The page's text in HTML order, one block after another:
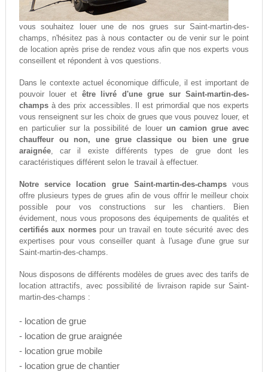
vous souhaitez louer une de nos grues sur Saint-martin-des-
champs, n'hésitez pas à nouscontacter ou de venir sur le point
de location après prise de rendez vous afin que nos experts vous
conseillent et répondent à vos questions.
Dans le contexte actuel économique difficule, il est important de
pouvoir louer etêtre livré d'une grue sur Saint-martin-des-
champsà des prix accessibles. Il est primordial que nos experts
vous renseignent sur les choix de grues que vous pouvez louer, et
en particulier sur la possibilité de louer un camion grue avec
chauffeur ou non, une grue classique ou bien une grue
araignée, car il existe différents types de grue dont les
caractéristiques différent selon le travail à effectuer.
Notre service location grue Saint-martin-des-champsvous
offre plusieurs types de grues afin de vous offrir le meilleur choix
possible pour vos constructions sur les chantiers. Bien
évidement, nous vous proposons des équipements de qualités et
certifiés aux normespour un travail en toute sécurité avec des
expertises pour vous conseiller quant à l'usage d'une grue sur
Saint-martin-des-champs.
Nous disposons de différents modèles de grues avec des tarifs de
location attractifs, avec possibilité de livraison rapide sur Saint-
martin-des-champs :
- location de grue
- location de grue araignée
- location grue mobile
- location grue de chantier